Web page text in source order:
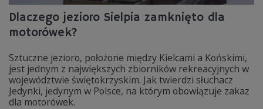
Dlaczego jezioro Sielpia zamknięto dla
motorówek?
Sztuczne jezioro, położone między Kielcami a Końskimi,
jest jednym z największych zbiorników rekreacyjnych w
województwie świętokrzyskim. Jak twierdzi słuchacz
Jedynki, jedynym w Polsce, na którym obowiązuje zakaz
dla motorówek.